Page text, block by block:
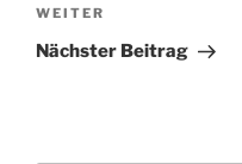
Nächster
Beitrag
WEITER
Nächster Beitrag